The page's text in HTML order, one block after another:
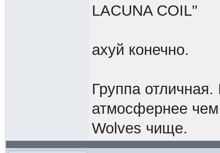
LACUNA COIL"
ахуй конечно.
Группа
атмосфернее
Wolves чище.